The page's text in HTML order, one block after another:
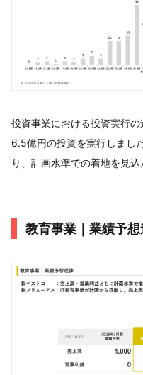
投資事業における投資実行
6.5億円の投資を実行しまし
り、計画水準での着地を見込
教育事業｜業績予